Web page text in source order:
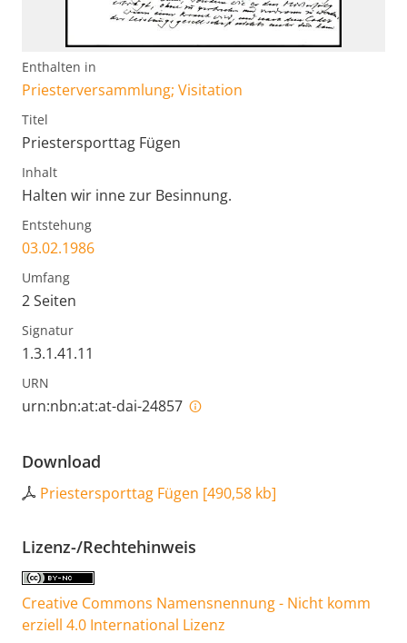
Enthalten in
Priesterversammlung; Visitation
Titel
Priestersporttag Fügen
Inhalt
Halten wir inne zur Besinnung.
Entstehung
03.02.1986
Umfang
2 Seiten
Signatur
1.3.1.41.11
URN
urn:nbn:at:at-dai-24857
Download
Priestersporttag Fügen [490,58 kb]
Lizenz-/Rechtehinweis
Creative Commons Namensnennung - Nicht komm
erziell 4.0 International Lizenz